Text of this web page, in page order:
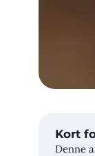
Kort
Denne